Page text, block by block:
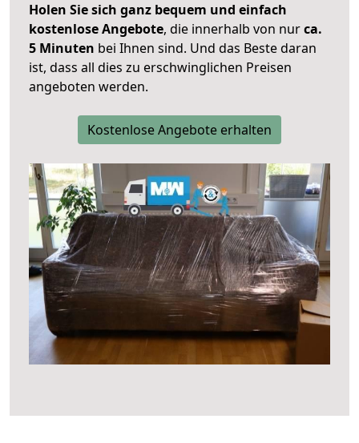
Holen Sie sich ganz bequem und einfach
kostenlose Angebote, die innerhalb von nurca.
5 Minuten bei Ihnen sind. Und das Beste daran
ist, dass all dies zu erschwinglichen Preisen
angeboten werden.
Kostenlose Angebote erhalten